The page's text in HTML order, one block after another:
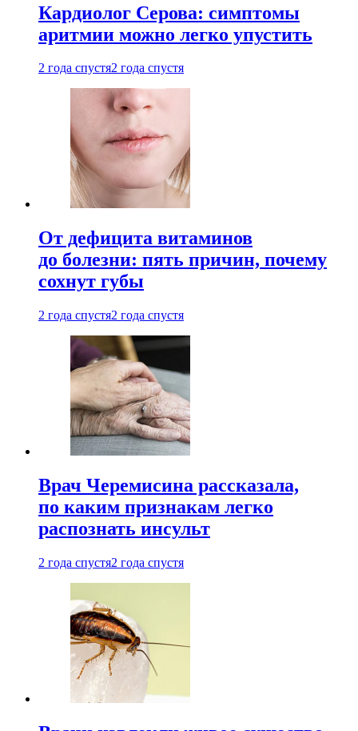
Кардиолог Серова: симптомы
аритмии можно легко упустить
2 года спустя2 года спустя
От дефицита витаминов
до болезни: пять причин, почему
сохнут губы
2 года спустя2 года спустя
Врач Черемисина рассказала,
по каким признакам легко
распознать инсульт
2 года спустя2 года спустя